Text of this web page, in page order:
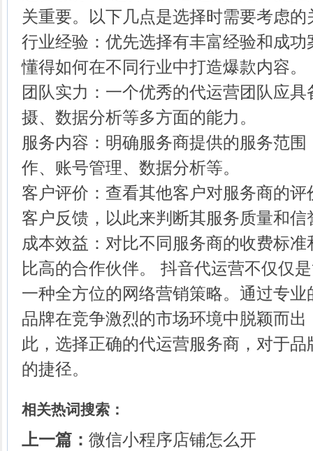
关重要。以下几点是选择时需要考虑的
行业经验：优先选择有丰富经验和成
懂得如何在不同行业中打造爆款内容。
团队实力：一个优秀的代运营团队应
摄、数据分析等多方面的能力。
服务内容：明确服务商提供的服务范
作、账号管理、数据分析等。
客户评价：查看其他客户对服务商的
客户反馈，以此来判断其服务质量和信
成本效益：对比不同服务商的收费标
比高的合作伙伴。 抖音代运营不仅仅
一种全方位的网络营销策略。通过专
品牌在竞争激烈的市场环境中脱颖而
此，选择正确的代运营服务商，对于
的捷径。
相关热词搜索：
上一篇： 微信小程序店铺怎么开